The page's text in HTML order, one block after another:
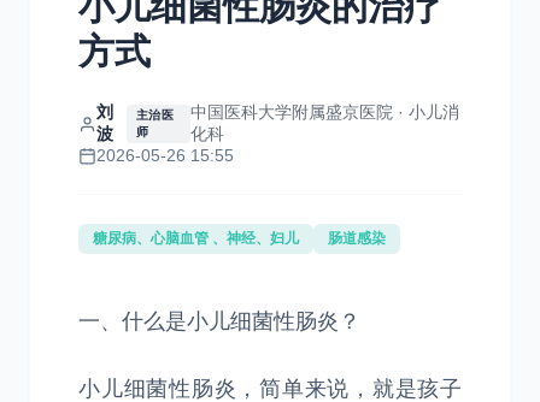
方式
刘
波
主治医
师
中国医科大学附属盛京医院 · 小儿消
化科
2026-05-26 15:55
糖尿病、心脑血管 、神经、妇儿 肠道感染
一、什么是小儿细菌性肠炎？
小儿细菌性肠炎，简单来说，就是孩子